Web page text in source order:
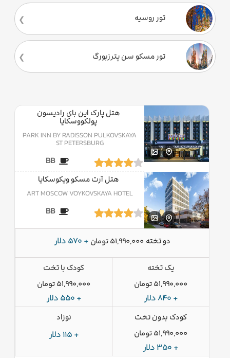
تور روسیه
تور مسکو سن پترزبورگ
هتل پارک این بای رادیسون
پولکووسکایا
PARK INN BY RADISSON PULKOVSKAYA
ST PETERSBURG
BB
هتل آرت مسکو ویکوسکایا
ART MOSCOW VOYKOVSKAYA HOTEL
BB
دو تخته 51,990,000 تومان + 570 دلار
یک تخته
51,990,000 تومان
+ 840 دلار
کودک با تخت
51,990,000 تومان
+ 550 دلار
کودک بدون تخت
51,990,000 تومان
+ 350 دلار
نوزاد
+ 115 دلار